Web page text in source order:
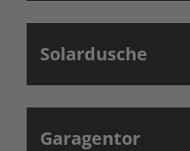
Solardusche
Garagentor